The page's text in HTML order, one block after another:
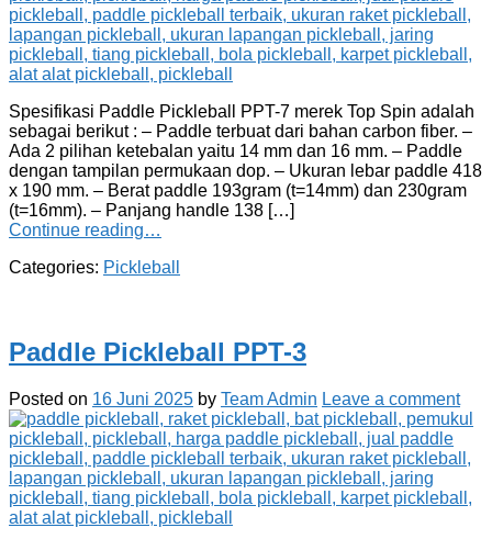
Spesifikasi Paddle Pickleball PPT-7 merek Top Spin adalah
sebagai berikut : – Paddle terbuat dari bahan carbon fiber. –
Ada 2 pilihan ketebalan yaitu 14 mm dan 16 mm. – Paddle
dengan tampilan permukaan dop. – Ukuran lebar paddle 418
x 190 mm. – Berat paddle 193gram (t=14mm) dan 230gram
(t=16mm). – Panjang handle 138 […]
Continue reading…
Categories: Pickleball
Paddle Pickleball PPT-3
Posted on 16 Juni 2025 by Team Admin Leave a comment